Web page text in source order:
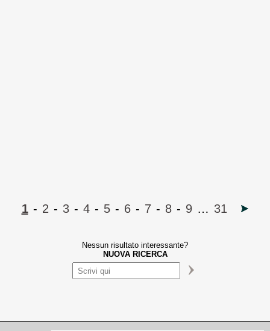
1 - 2 - 3 - 4 - 5 - 6 - 7 - 8 - 9 … 31
Nessun risultato interessante?
NUOVA RICERCA